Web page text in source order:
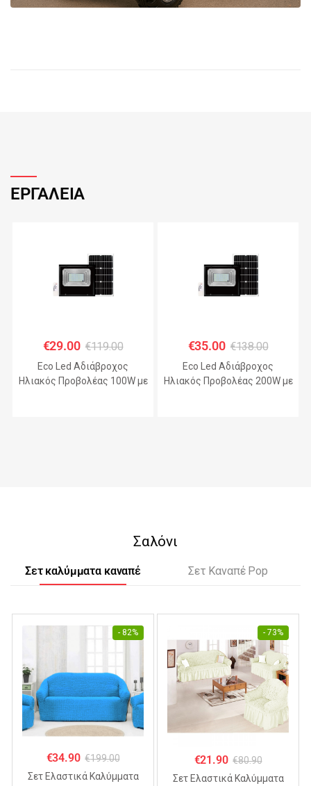
ΕΡΓΑΛΕΙΑ
€29.00 €119.00
Eco Led Αδιάβροχος
Ηλιακός Προβολέας 100W με
€35.00 €138.00
Eco Led Αδιάβροχος
Ηλιακός Προβολέας 200W με
Σαλόνι
Σετ καλύμματα καναπέ Σετ Καναπέ Pop
- 82%
€34.90 €199.00
Σετ Ελαστικά Καλύμματα
- 73%
€21.90 €80.90
Σετ Ελαστικά Καλύμματα